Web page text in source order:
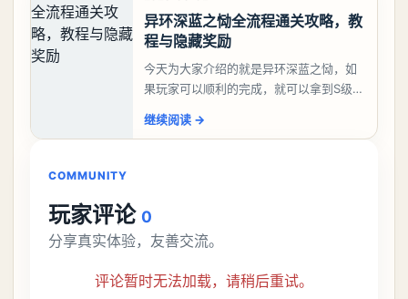
异环深蓝之恸全流程通关攻略，教
程与隐藏奖励
今天为大家介绍的就是异环深蓝之恸，如
果玩家可以顺利的完成，就可以拿到S级弧
比较高的，对于那些新手玩家并不建议直
继续阅读 →
COMMUNITY
玩家评论 0
分享真实体验，友善交流。
评论暂时无法加载，请稍后重试。